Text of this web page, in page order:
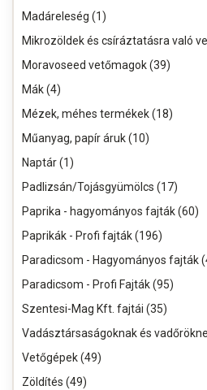
Madáreleség (1)
Mikrozöldek és csíráztatásra való
Moravoseed vetőmagok (39)
Mák (4)
Mézek, méhes termékek (18)
Műanyag, papír áruk (10)
Naptár (1)
Padlizsán/Tojásgyümölcs (17)
Paprika - hagyományos fajták (60)
Paprikák - Profi fajták (196)
Paradicsom - Hagyományos fajták
Paradicsom - Profi Fajták (95)
Szentesi-Mag Kft. fajtái (35)
Vadásztársaságoknak és
Vetőgépek (49)
Zöldítés (49)